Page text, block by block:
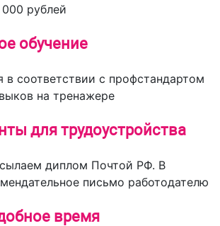
рублей
обучение
в соответствии с профстандартом
на тренажере
для трудоустройства
диплом Почтой РФ. В
письмо работодателю
время